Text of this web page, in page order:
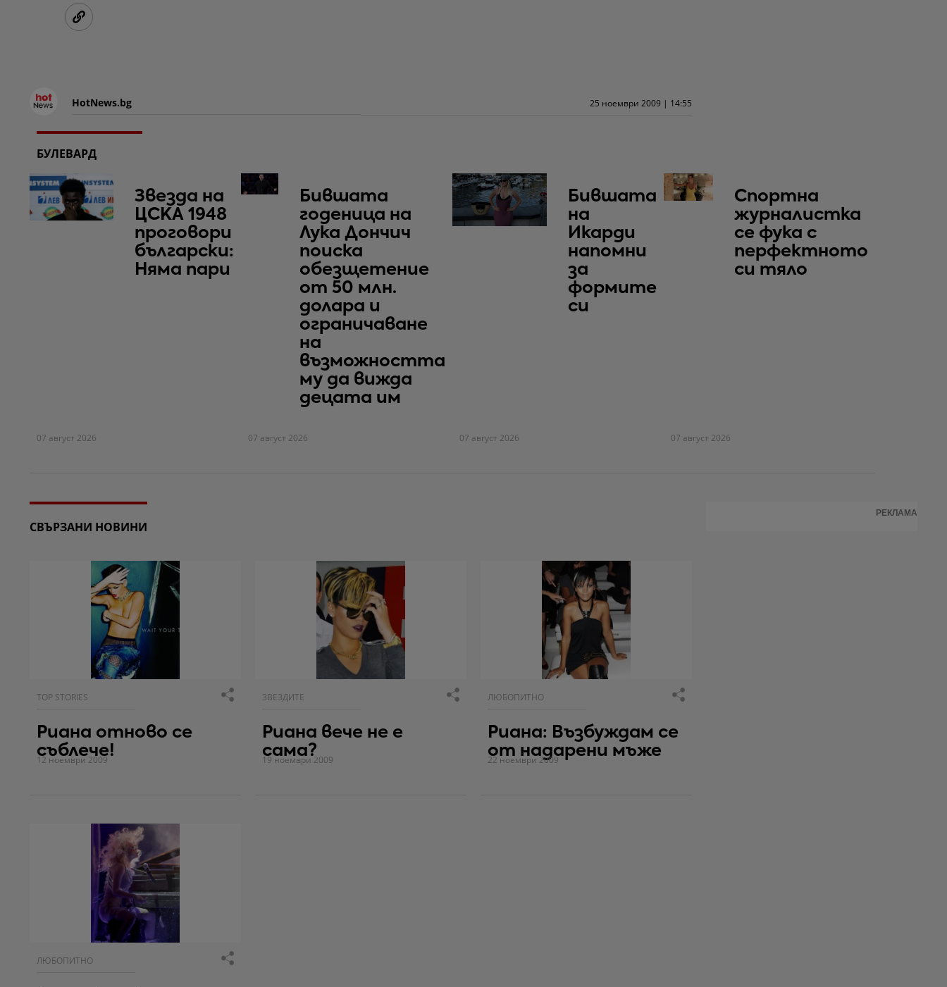
HotNews.bg 25 ноември 2009 | 14:55
БУЛЕВАРД
Звезда на
ЦСКА 1948
проговори
български:
Няма пари
07 август 2026
Бившата
годеница на
Лука Дончич
поиска
обезщетение
от 50 млн.
долара и
ограничаване
на
възможността
му да вижда
децата им
07 август 2026
Бившата
на
Икарди
напомни
за
формите
си
07 август 2026
Спортна
журналистка
се фука с
перфектното
си тяло
07 август 2026
СВЪРЗАНИ НОВИНИ
TOP STORIES
Риана отново се
съблече!
12 ноември 2009
ЗВЕЗДИТЕ
Риана вече не е
сама?
19 ноември 2009
ЛЮБОПИТНО
Риана: Възбуждам се
от надарени мъже
22 ноември 2009
ЛЮБОПИТНО
РЕКЛАМА